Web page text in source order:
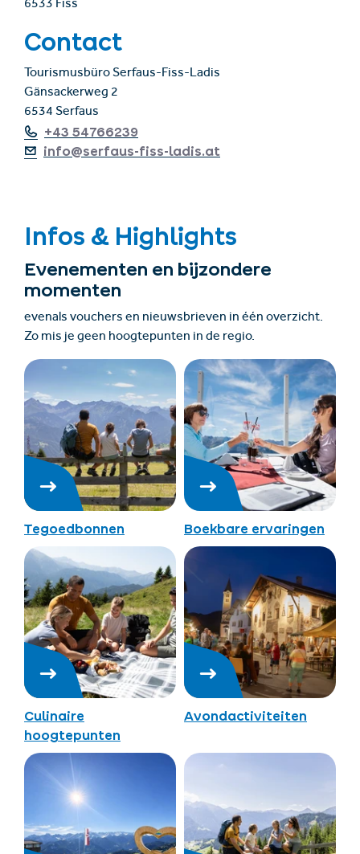
6533 Fiss
Contact
Tourismusbüro Serfaus-Fiss-Ladis
Gänsackerweg 2
6534 Serfaus
+43 54766239
info@serfaus-fiss-ladis.at
Infos & Highlights
Evenementen en bijzondere
momenten
evenals vouchers en nieuwsbrieven in één overzicht.
Zo mis je geen hoogtepunten in de regio.
Tegoedbonnen Boekbare ervaringen
Culinaire
hoogtepunten
Avondactiviteiten